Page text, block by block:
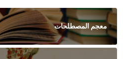
معجم المصطلحات